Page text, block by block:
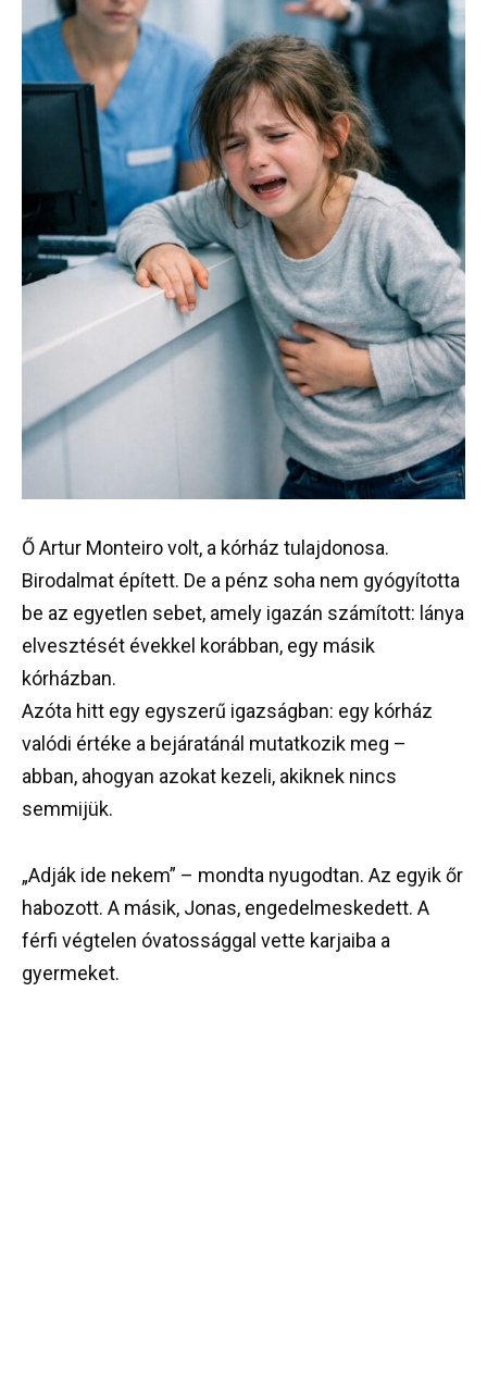
Ő Artur Monteiro volt, a kórház tulajdonosa.
Birodalmat épített. De a pénz soha nem gyógyította
be az egyetlen sebet, amely igazán számított: lánya
elvesztését évekkel korábban, egy másik
kórházban.
Azóta hitt egy egyszerű igazságban: egy kórház
valódi értéke a bejáratánál mutatkozik meg –
abban, ahogyan azokat kezeli, akiknek nincs
semmijük.
„Adják ide nekem” – mondta nyugodtan. Az egyik őr
habozott. A másik, Jonas, engedelmeskedett. A
férfi végtelen óvatossággal vette karjaiba a
gyermeket.